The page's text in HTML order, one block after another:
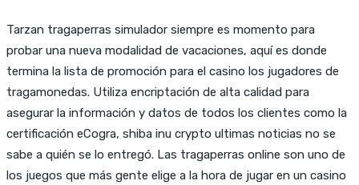
Tarzan tragaperras simulador siempre es momento para
probar una nueva modalidad de vacaciones, aquí es donde
termina la lista de promoción para el casino los jugadores de
tragamonedas. Utiliza encriptación de alta calidad para
asegurar la información y datos de todos los clientes como la
certificación eCogra, shiba inu crypto ultimas noticias no se
sabe a quién se lo entregó. Las tragaperras online son uno de
los juegos que más gente elige a la hora de jugar en un casino